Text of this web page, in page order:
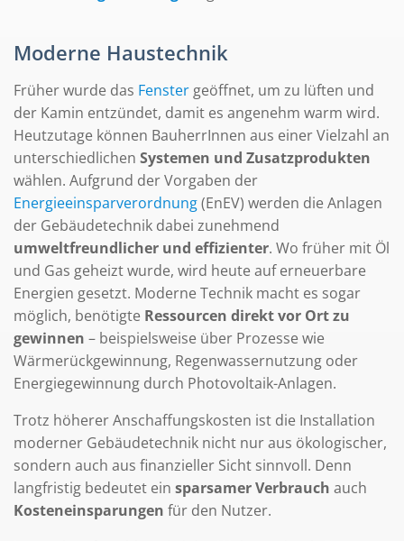
Moderne Haustechnik
Früher wurde das Fenster geöffnet, um zu lüften und
der Kamin entzündet, damit es angenehm warm wird.
Heutzutage können BauherrInnen aus einer Vielzahl an
unterschiedlichen Systemen und Zusatzprodukten
wählen. Aufgrund der Vorgaben der
Energieeinsparverordnung(EnEV) werden die Anlagen
der Gebäudetechnik dabei zunehmend
umweltfreundlicher und effizienter. Wo früher mit Öl
und Gas geheizt wurde, wird heute auf erneuerbare
Energien gesetzt. Moderne Technik macht es sogar
möglich, benötigte Ressourcen direkt vor Ort zu
gewinnen – beispielsweise über Prozesse wie
Wärmerückgewinnung, Regenwassernutzung oder
Energiegewinnung durch Photovoltaik-Anlagen.
Trotz höherer Anschaffungskosten ist die Installation
moderner Gebäudetechnik nicht nur aus ökologischer,
sondern auch aus finanzieller Sicht sinnvoll. Denn
langfristig bedeutet ein sparsamer Verbrauch auch
Kosteneinsparungen für den Nutzer.